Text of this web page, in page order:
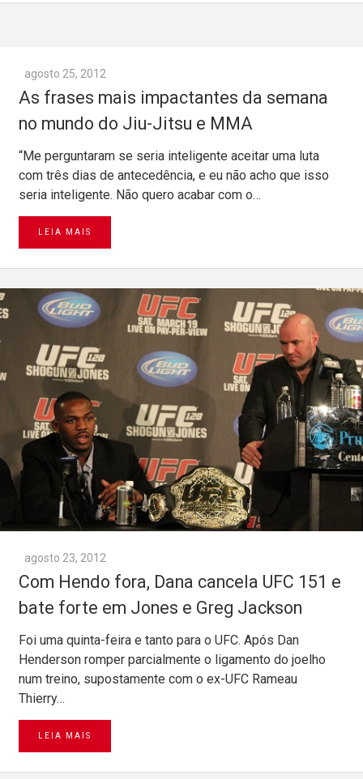
agosto 25, 2012
As frases mais impactantes da semana
no mundo do Jiu-Jitsu e MMA
“Me perguntaram se seria inteligente aceitar uma luta
com três dias de antecedência, e eu não acho que isso
seria inteligente. Não quero acabar com o…
LEIA MAIS
agosto 23, 2012
Com Hendo fora, Dana cancela UFC 151 e
bate forte em Jones e Greg Jackson
Foi uma quinta-feira e tanto para o UFC. Após Dan
Henderson romper parcialmente o ligamento do joelho
num treino, supostamente com o ex-UFC Rameau
Thierry…
LEIA MAIS